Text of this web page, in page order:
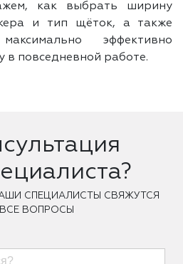
как выбрать ширину
и тип щёток, а также
эффективно
в повседневной работе.
СПЕЦИАЛИСТЫ СВЯЖУТСЯ
ВОПРОСЫ